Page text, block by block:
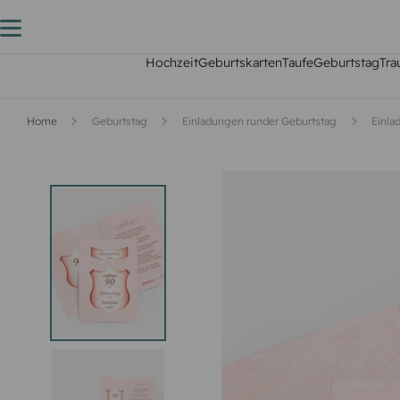
HochzeitGeburtskartenTaufeGeburtstag
Home Geburtstag Einladungen runder Geburtstag